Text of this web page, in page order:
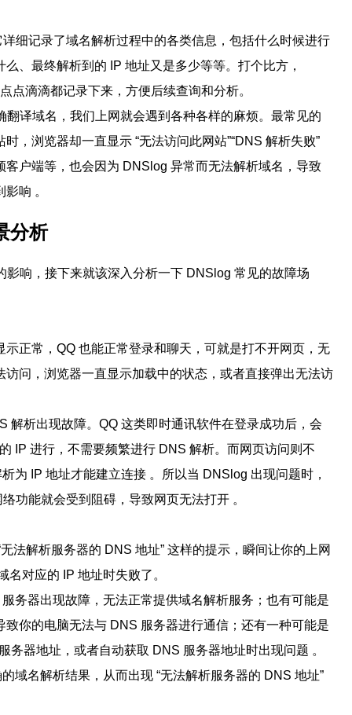
细记录了域名解析过程中的各类信息，包括什么时候进行
、最终解析到的 IP 地址又是多少等等。打个比方，
点滴滴都记录下来，方便后续查询和分析。
译域名，我们上网就会遇到各种各样的麻烦。最常见的
，浏览器却一直显示 “无法访问此网站”“DNS 解析失败”
户端等，也会因为 DNSlog 异常而无法解析域名，导致
响 。
分析
响，接下来就该深入分析一下 DNSlog 常见的故障场
正常，QQ 也能正常登录和聊天，可就是打不开网页，无
问，浏览器一直显示加载中的状态，或者直接弹出无法访
解析出现故障。QQ 这类即时通讯软件在登录成功后，会
IP 进行，不需要频繁进行 DNS 解析。而网页访问则不
为 IP 地址才能建立连接 。所以当 DNSlog 出现问题时，
功能就会受到阻碍，导致网页无法打开 。
法解析服务器的 DNS 地址” 这样的提示，瞬间让你的上网
对应的 IP 地址时失败了。
务器出现故障，无法正常提供域名解析服务；也有可能是
你的电脑无法与 DNS 服务器进行通信；还有一种可能是
器地址，或者自动获取 DNS 服务器地址时出现问题 。
域名解析结果，从而出现 “无法解析服务器的 DNS 地址”